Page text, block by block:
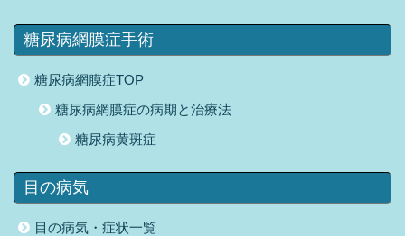
糖尿病網膜症手術
糖尿病網膜症TOP
糖尿病網膜症の病期と治療法
糖尿病黄斑症
目の病気
目の病気・症状一覧